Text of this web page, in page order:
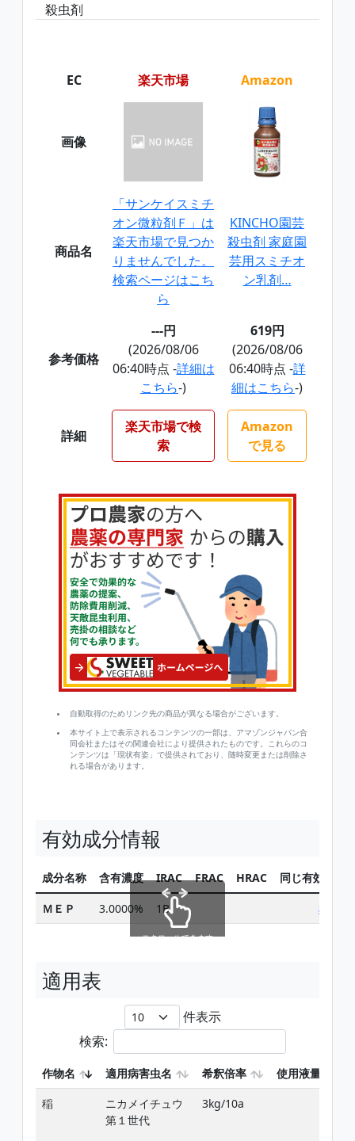
殺虫剤
EC 楽天市場 Amazon
画像
商品名
「サンケイスミチ
オン微粒剤Ｆ」は
楽天市場で見つか
りませんでした。
検索ページはこち
ら
KINCHO園芸
殺虫剤 家庭園
芸用スミチオ
ン乳剤…
参考価格
---円
(2026/08/06
06:40時点 -詳細は
こちら-)
619円
(2026/08/06
06:40時点 -詳
細はこちら-)
詳細
楽天市場で検
索
Amazon
で見る
自動取得のためリンク先の商品が異なる場合がございます。
本サイト上で表示されるコンテンツの一部は、アマゾンジャパン合
同会社またはその関連会社により提供されたものです。これらのコ
ンテンツは「現状有姿」で提供されており、随時変更または削除さ
れる場合があります。
有効成分情報
成分名称 含有濃度 IRAC FRAC HRAC 同じ有効成分
ＭＥＰ 3.0000% 1B 検索
スクロールできます
適用表
件表示
検索:
作物名 適用病害虫名 希釈倍率 使用液量
稲
ニカメイチュウ
第１世代
3kg/10a